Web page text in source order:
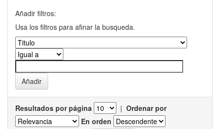
Añadir filtros:
Usa los filtros para afinar la busqueda.
Resultados por página | Ordenar por
En orden